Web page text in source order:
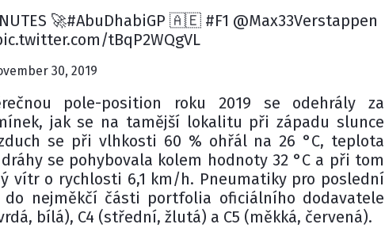
🚀#AbuDhabiGP 🇦🇪 #F1 @Max33Verstappen
tBqP2WQgVL
30, 2019
pole-position roku 2019 se odehrály za
jak se na tamější lokalitu při západu slunce
se při vlhkosti 60 % ohřál na 26 °C, teplota
se pohybovala kolem hodnoty 32 °C a při tom
vítr o rychlosti 6,1 km/h. Pneumatiky pro poslední
nejměkčí části portfolia oficiálního dodavatele
bílá), C4 (střední, žlutá) a C5 (měkká, červená).